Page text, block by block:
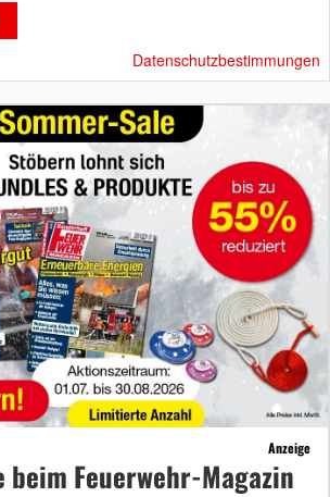
Datenschutzbestimmungen
Anzeige
beim Feuerwehr-Magazin